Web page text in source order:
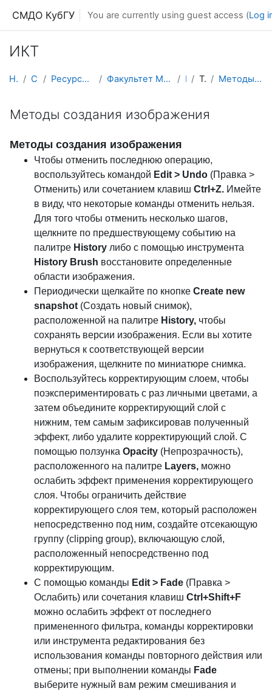
СМДО КубГУ You are currently using guest access (Log
ИКТ
Home Courses Ресурсы подразделений КубГУ Факультет Математики и компьютерных наук ИКТ Topic 14 Методы создания изображения
Методы создания изображения
Методы создания изображения
Чтобы отменить последнюю операцию,
воспользуйтесь командой Edit > Undo (Правка >
Отменить) или сочетанием клавиш Ctrl+Z. Имейте
в виду, что некоторые команды отменить нельзя.
Для того чтобы отменить несколько шагов,
щелкните по предшествующему событию на
палитре History либо с помощью инструмента
History Brush восстановите определенные
области изображения.
Периодически щелкайте по кнопке Create new
snapshot (Создать новый снимок),
расположенной на палитре History, чтобы
сохранять версии изображения. Если вы хотите
вернуться к соответствующей версии
изображения, щелкните по миниатюре снимка.
Воспользуйтесь корректирующим слоем, чтобы
поэкспериментировать с раз личными цветами, а
затем объедините корректирующий слой с
нижним, тем самым зафиксировав полученный
эффект, либо удалите корректирующий слой. С
помощью ползунка Opacity (Непрозрачность),
расположенного на палитре Layers, можно
ослабить эффект применения корректирующего
слоя. Чтобы ограничить действие
корректирующего слоя тем, который расположен
непосредственно под ним, создайте отсекающую
группу (clipping group), включающую слой,
расположенный непосредственно под
корректирующим.
С помощью команды Edit > Fade (Правка >
Ослабить) или сочетания клавиш Ctrl+Shift+F
можно ослабить эффект от последнего
примененного фильтра, команды корректировки
или инструмента редактирования без
использования команды повторного действия или
отмены; при выполнении команды Fade
выберите нужный вам режим смешивания и